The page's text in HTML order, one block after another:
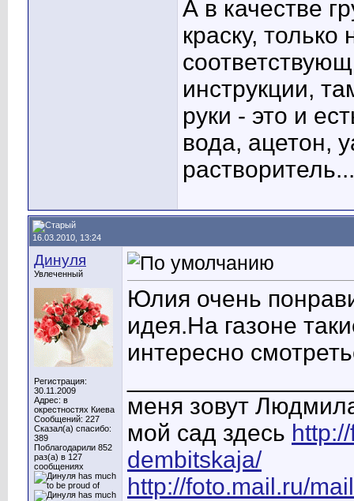
А в качестве
краску,
инструкции,
руки - это и
вода, ацетон,
растворитель...
16.03.2010, 13:24
Динуля
Увлеченный
Регистрация:
30.11.2009
Адрес: в
окрестностях Киева
Сообщений: 227
Сказал(а) спасибо:
389
Поблагодарили 852
раз(а) в 127
сообщениях
Юлия очень
идея.На газоне
интересно
меня зовут
мой сад здесь
dembitskaja/
http://foto.mail.ru/